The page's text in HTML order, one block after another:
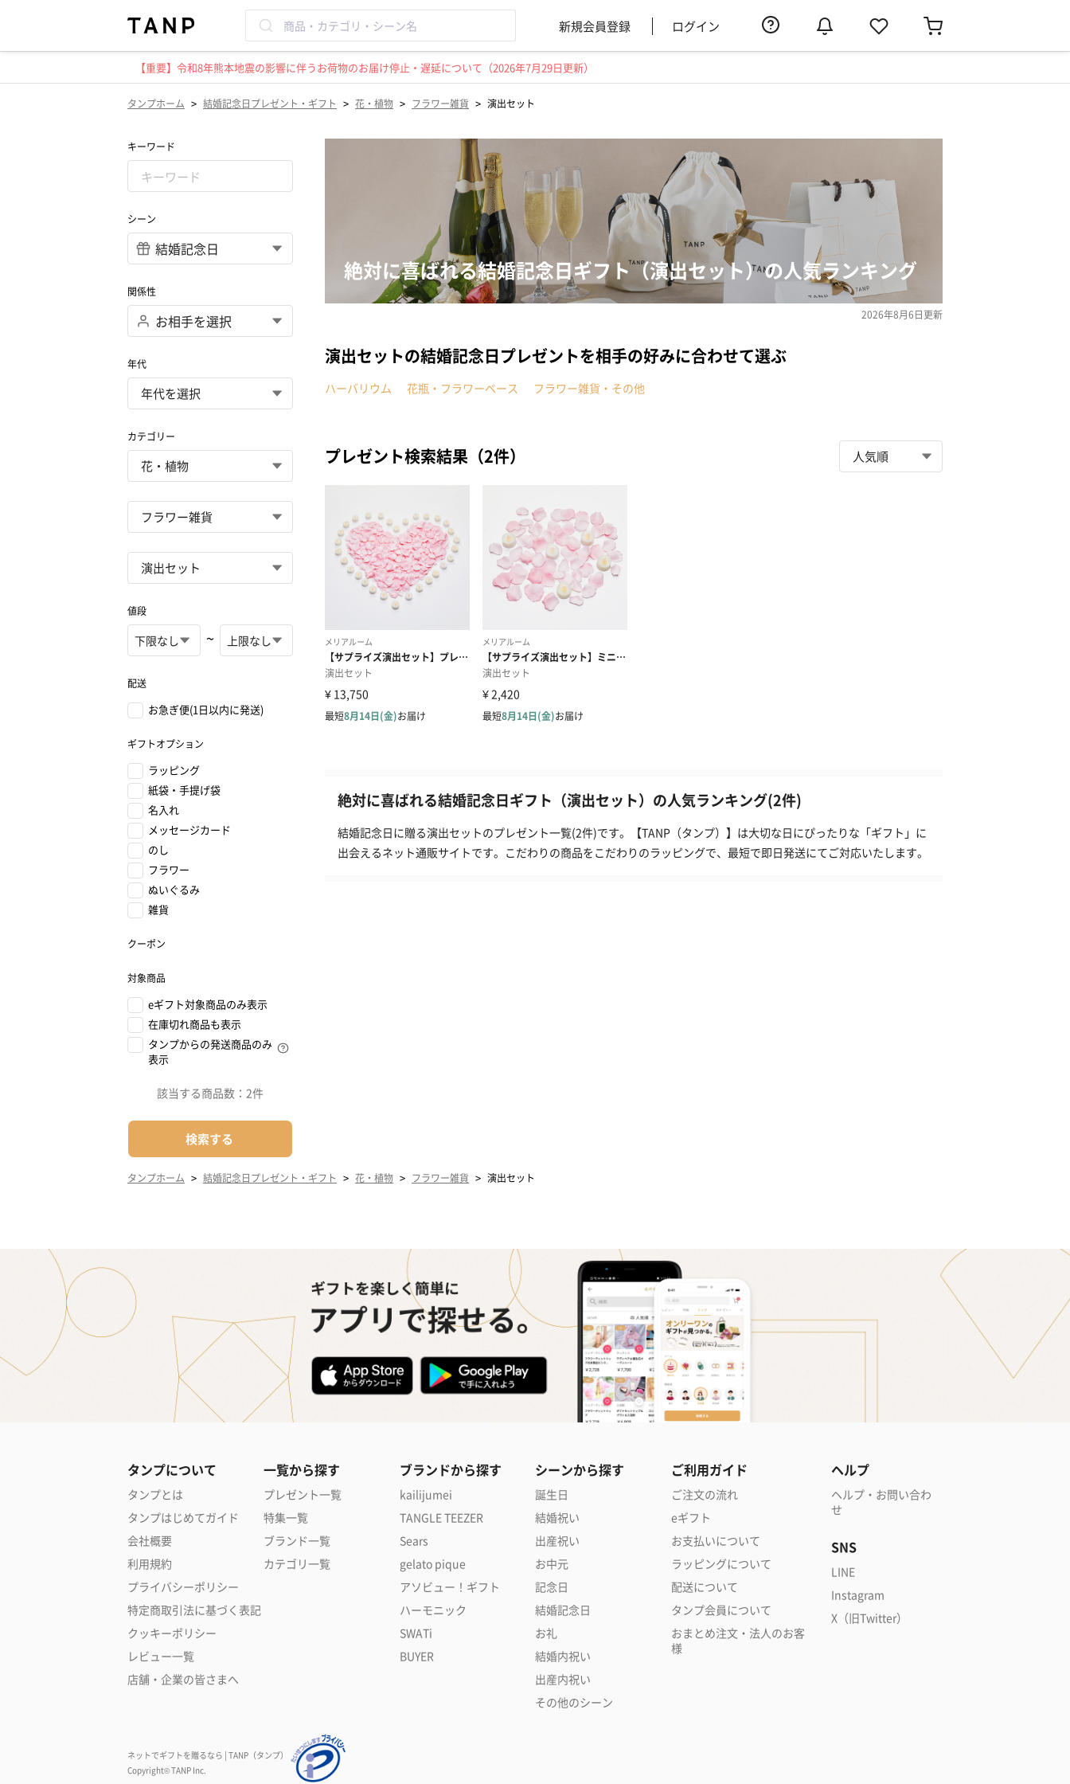
新規会員登録 ログイン
【重要】令和8年熊本地震の影響に伴うお荷物のお届け停止・遅延について（2026年7月29日更新）
タンプホーム > 結婚記念日プレゼント・ギフト > 花・植物 > フラワー雑貨 > 演出セット
キーワード
シーン
関係性
年代
カテゴリー
値段
~
配送
お急ぎ便(1日以内に発送)
ギフトオプション
ラッピング
紙袋・手提げ袋
名入れ
メッセージカード
のし
フラワー
ぬいぐるみ
雑貨
クーポン
対象商品
eギフト対象商品のみ表示
在庫切れ商品も表示
タンプからの発送商品のみ
表示
該当する商品数： 2件
検索する
絶対に喜ばれる結婚記念日ギフト（演出セット）の人気ランキング
2026年8月6日更新
演出セットの結婚記念日プレゼントを相手の好みに合わせて選ぶ
ハーバリウム 花瓶・フラワーベース フラワー雑貨・その他
プレゼント検索結果（2件）
絶対に喜ばれる結婚記念日ギフト（演出セット）の人気ランキング(2件)
結婚記念日に贈る演出セットのプレゼント一覧(2件)です。【TANP（タンプ）】は大切な日にぴったりな「ギフト」に
出会えるネット通販サイトです。こだわりの商品をこだわりのラッピングで、最短で即日発送にてご対応いたします。
タンプホーム > 結婚記念日プレゼント・ギフト > 花・植物 > フラワー雑貨 > 演出セット
タンプについて
タンプとは
タンプはじめてガイド
会社概要
利用規約
プライバシーポリシー
特定商取引法に基づく表記
クッキーポリシー
レビュー一覧
店舗・企業の皆さまへ
一覧から探す
プレゼント一覧
特集一覧
ブランド一覧
カテゴリ一覧
ブランドから探す
kailijumei
TANGLE TEEZER
Sears
gelato pique
アソビュー！ギフト
ハーモニック
SWATi
BUYER
シーンから探す
誕生日
結婚祝い
出産祝い
お中元
記念日
結婚記念日
お礼
結婚内祝い
出産内祝い
その他のシーン
ご利用ガイド
ご注文の流れ
eギフト
お支払いについて
ラッピングについて
配送について
タンプ会員について
おまとめ注文・法人のお客
様
ヘルプ
ヘルプ・お問い合わ
せ
SNS
LINE
Instagram
X（旧Twitter）
ネットでギフトを贈るなら | TANP（タンプ）
Copyright© TANP Inc.